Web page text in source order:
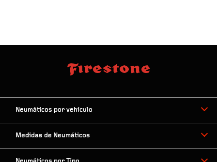
Neumáticos por vehículo
Medidas de Neumáticos